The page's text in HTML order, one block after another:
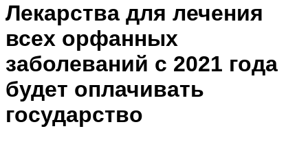
Лекарства для лечения
всех орфанных
заболеваний с 2021 года
будет оплачивать
государство